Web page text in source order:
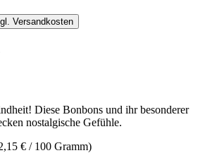
Versandkosten
Diese Bonbons und ihr besonderer
nostalgische Gefühle.
€ / 100 Gramm)